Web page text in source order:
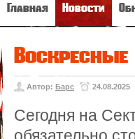
Главная Новости
Автор: Барс 24.08.2025
Сегодня на